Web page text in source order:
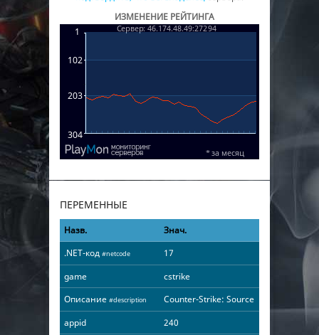
ИЗМЕНЕНИЕ РЕЙТИНГА
ПЕРЕМЕННЫЕ
Назв.
Знач.
.NET-код #netcode
17
game
cstrike
Описание #description
Counter-Strike: Source
appid
240